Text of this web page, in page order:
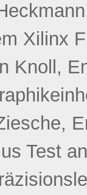
Xilinx
Knoll,
Test